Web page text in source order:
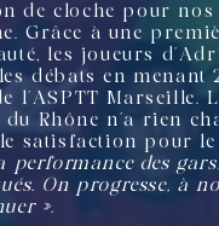
de cloche pour nos
Grâce à une
les joueurs
débats en menant
l’ASPTT Marseille.
du Rhône n’a rien
satisfaction pour le
performance des
On progresse, à
».